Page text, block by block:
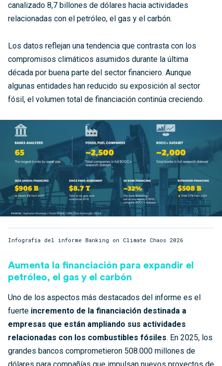
canalizado 8,7 billones de dólares hacia actividades
relacionadas con el petróleo, el gas y el carbón.
Los datos reflejan una tendencia que contrasta con los
compromisos climáticos asumidos durante la última
década por buena parte del sector financiero. Aunque
algunas entidades han reducido su exposición al sector
fósil, el volumen total de financiación continúa creciendo.
Infografía del informe Banking on Climate Chaos 2026
Aumenta la financiación para expandir el
petróleo, el gas y el carbón
Uno de los aspectos más destacados del informe es el
fuerte incremento de la financiación destinada a
empresas que están ampliando sus actividades
relacionadas con los combustibles fósiles. En 2025, los
grandes bancos comprometieron 508.000 millones de